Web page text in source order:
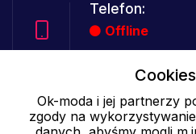
Telefon:
Offline
Cookies - szczegółowe ustawienia|
prywatności
Cookies
Ok-moda i jej partnerzy
zgody na